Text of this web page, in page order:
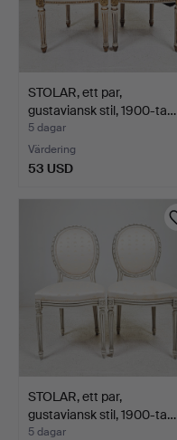
STOLAR, ett par,
gustaviansk stil, 1900-ta…
5 dagar
Värdering
53 USD
STOLAR, ett par,
gustaviansk stil, 1900-ta…
5 dagar